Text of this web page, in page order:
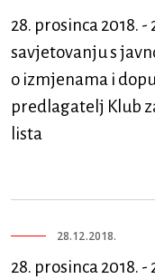
28. prosinca 2018.
savjetovanju s
o izmjenama i
predlagatelj Klub
lista
28.12.2018.
28. prosinca 2018.